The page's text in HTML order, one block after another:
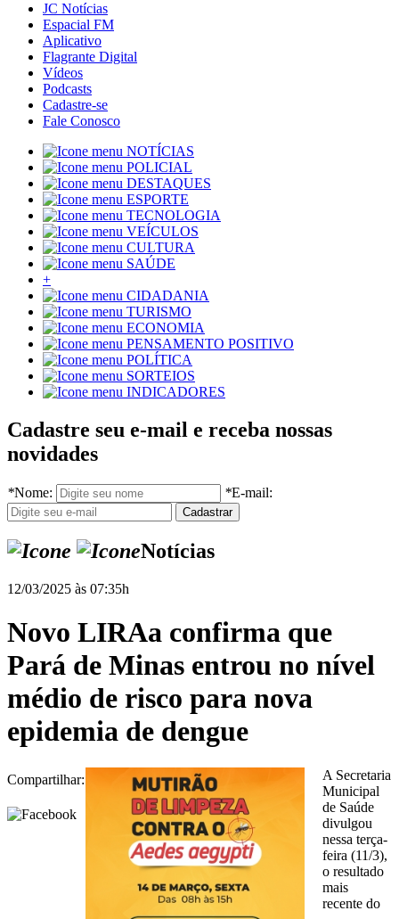
JC Notícias
Espacial FM
Aplicativo
Flagrante Digital
Vídeos
Podcasts
Cadastre-se
Fale Conosco
NOTÍCIAS
POLICIAL
DESTAQUES
ESPORTE
TECNOLOGIA
VEÍCULOS
CULTURA
SAÚDE
+
CIDADANIA
TURISMO
ECONOMIA
PENSAMENTO POSITIVO
POLÍTICA
SORTEIOS
INDICADORES
Cadastre seu e-mail e receba nossas
novidades
*Nome: *E-mail:
Notícias
12/03/2025 às 07:35h
Novo LIRAa confirma que
Pará de Minas entrou no nível
médio de risco para nova
epidemia de dengue
Compartilhar:
A Secretaria
Municipal
de Saúde
divulgou
nessa terça-
feira (11/3),
o resultado
mais
recente do